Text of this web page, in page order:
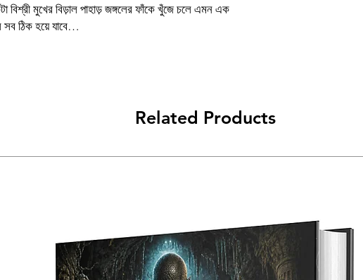
মুখের বিড়াল পাহাড় জঙ্গলের ফাঁকে খুঁজে চলে এমন এক
সব ঠিক হয়ে যাবে…
Related Products